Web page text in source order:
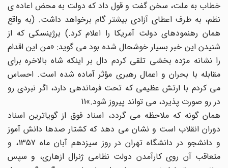
خطاب به ملت، سخن گفت و قول داد که دولت به محض اعاده ی
نظم، به طرف اعطای آزادی بیشتر گام برخواهد داشت. (به واقع
همان رهنمودهای دولت آمریکا را اعلام کرد.) برژینسکی که از
شنیدن این خبر بسیار خوشحال شده بود می گوید: «من این اقدام
را نشانه مژده بخشی تلقی کردم دال بر اینکه شاه بالاخره برای
مقابله با بحران و اعمال رهبری مؤثر آماده شده است. احساس
می کردم با ارتش عظیمی که تحت فرماندهی دارد، اگر نبردی رو
در رو صورت پذیرد، می تواند پیروز شود.»11
همان گونه که ملاحظه می گردد، اسناد فوق از گویاترین اسناد
دوران انقلاب است و نشان می دهد که کشتار صدها دانش آموز
و دانشجو در دانشگاه تهران در روز سیزدهم آبان ماه 1357، و
متعاقب آن روی کارآمدن دولت نظامی ژنرال ازهاری، و سپس